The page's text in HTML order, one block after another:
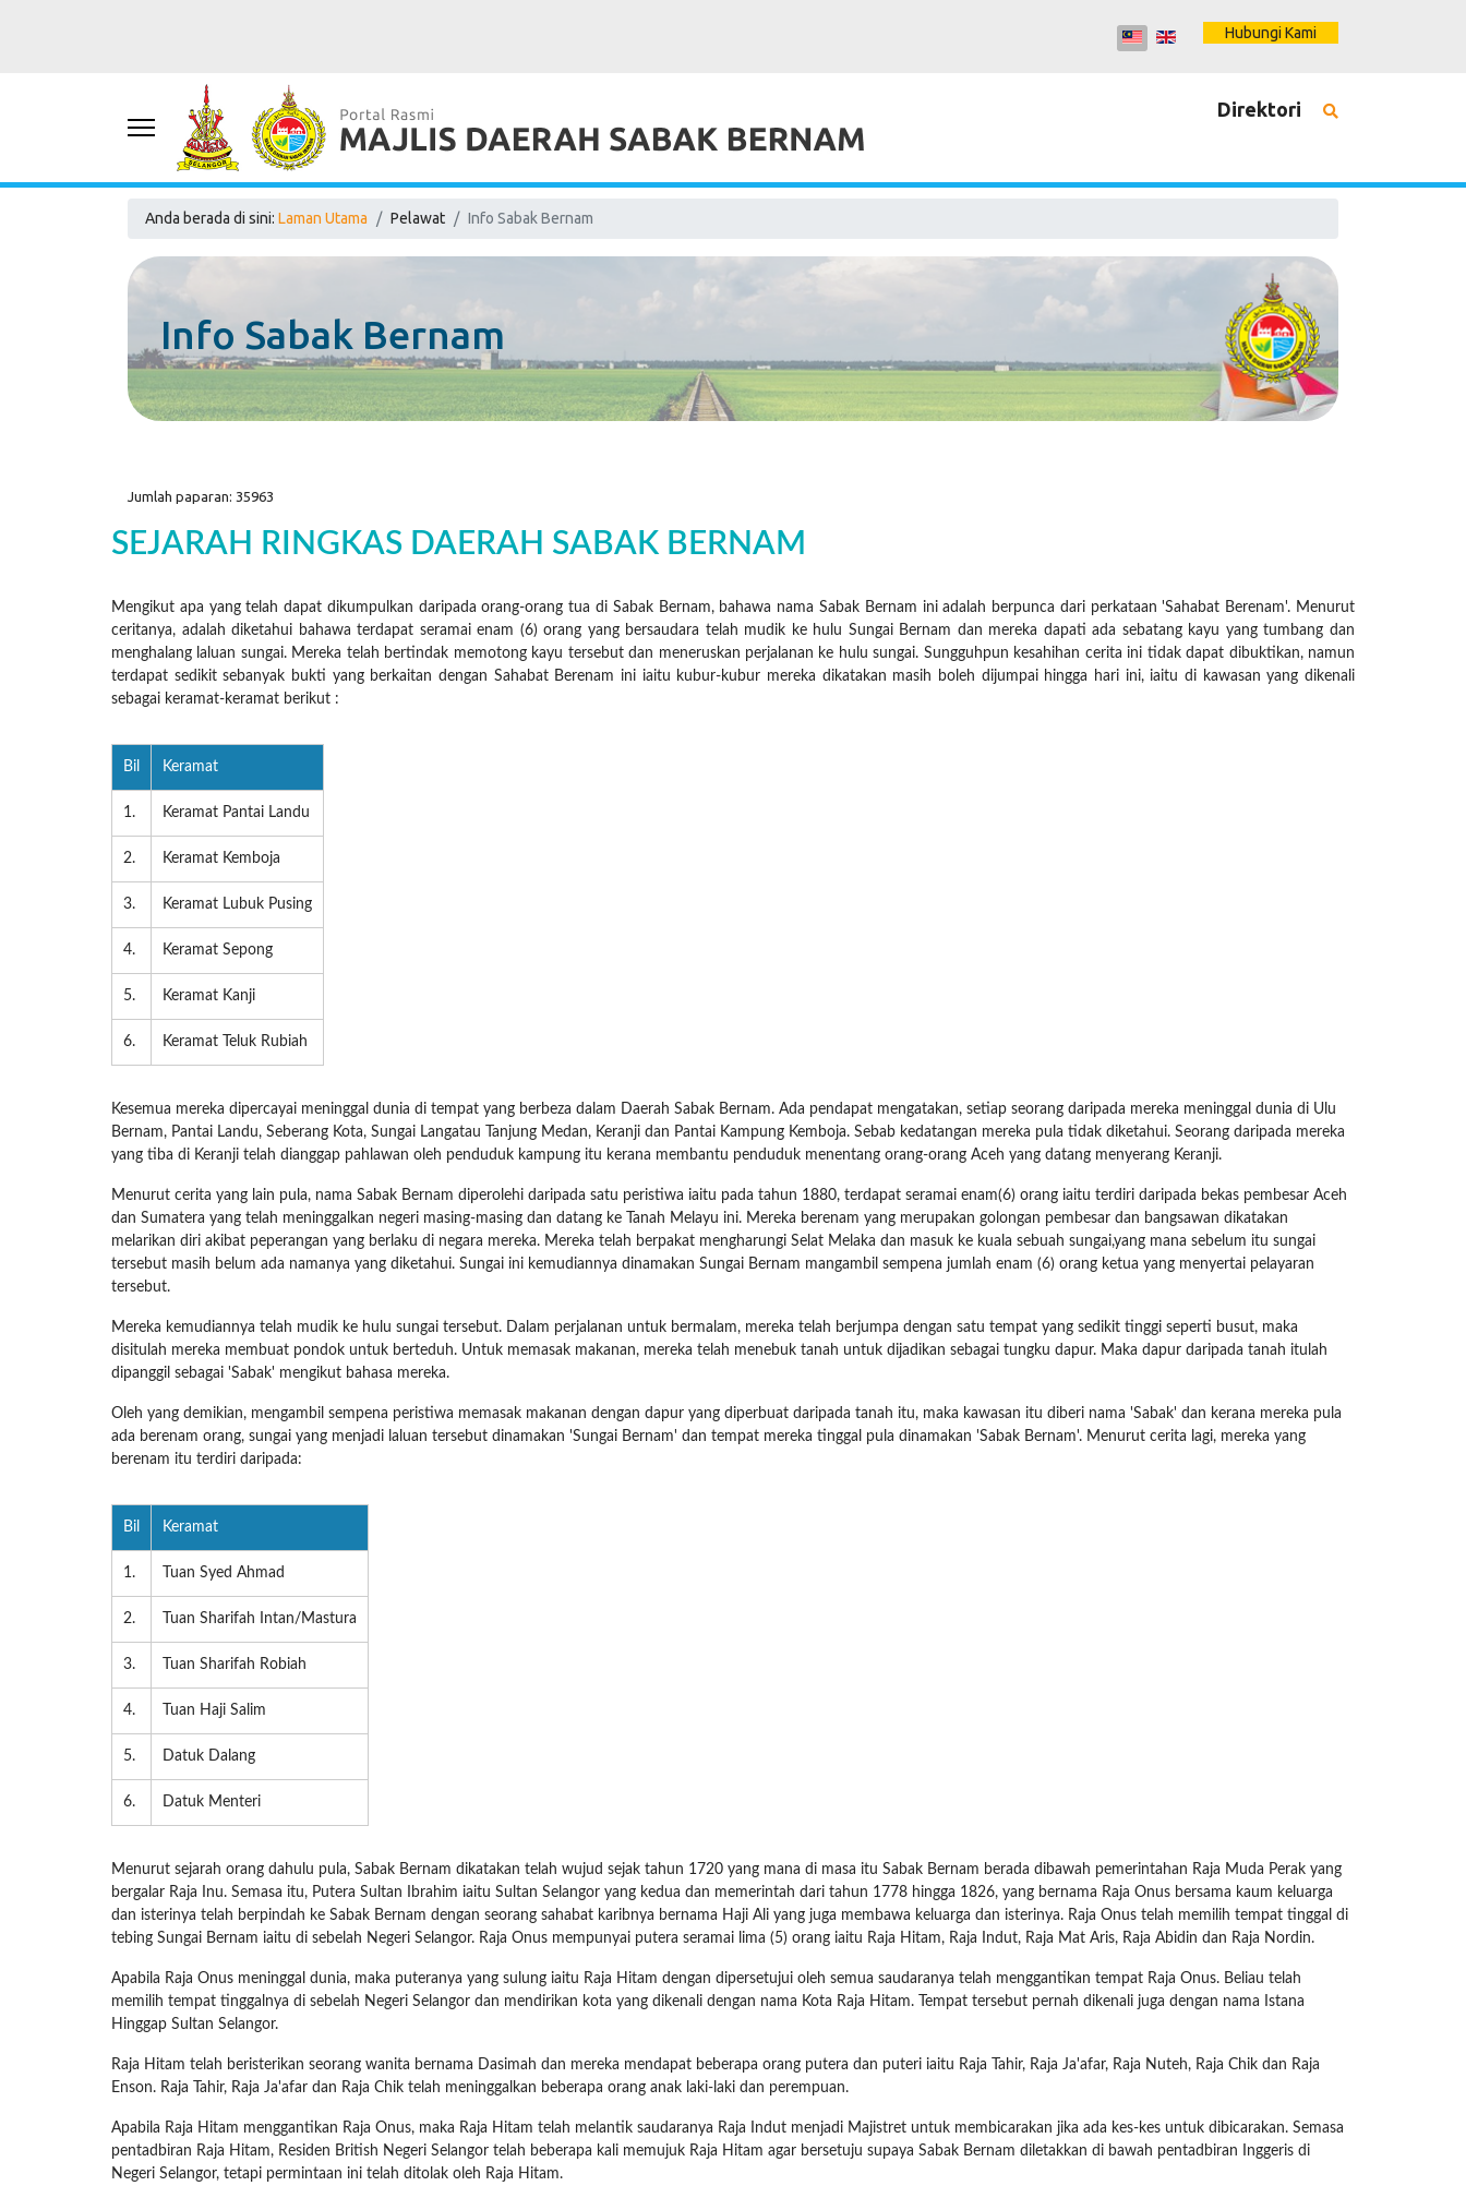
Hubungi Kami
Direktori
Anda berada di sini: Laman Utama Pelawat Info Sabak Bernam
Info Sabak Bernam
Jumlah paparan: 35963
SEJARAH RINGKAS DAERAH SABAK BERNAM
Mengikut apa yang telah dapat dikumpulkan daripada orang-orang tua di Sabak Bernam, bahawa nama Sabak Bernam ini adalah berpunca dari perkataan 'Sahabat Berenam'. Menurut
ceritanya, adalah diketahui bahawa terdapat seramai enam (6) orang yang bersaudara telah mudik ke hulu Sungai Bernam dan mereka dapati ada sebatang kayu yang tumbang dan
menghalang laluan sungai. Mereka telah bertindak memotong kayu tersebut dan meneruskan perjalanan ke hulu sungai. Sungguhpun kesahihan cerita ini tidak dapat dibuktikan, namun
terdapat sedikit sebanyak bukti yang berkaitan dengan Sahabat Berenam ini iaitu kubur-kubur mereka dikatakan masih boleh dijumpai hingga hari ini, iaitu di kawasan yang dikenali
sebagai keramat-keramat berikut :
Bil Keramat
1. Keramat Pantai Landu
2. Keramat Kemboja
3. Keramat Lubuk Pusing
4. Keramat Sepong
5. Keramat Kanji
6. Keramat Teluk Rubiah
Kesemua mereka dipercayai meninggal dunia di tempat yang berbeza dalam Daerah Sabak Bernam. Ada pendapat mengatakan, setiap seorang daripada mereka meninggal dunia di Ulu
Bernam, Pantai Landu, Seberang Kota, Sungai Langatau Tanjung Medan, Keranji dan Pantai Kampung Kemboja. Sebab kedatangan mereka pula tidak diketahui. Seorang daripada mereka
yang tiba di Keranji telah dianggap pahlawan oleh penduduk kampung itu kerana membantu penduduk menentang orang-orang Aceh yang datang menyerang Keranji.
Menurut cerita yang lain pula, nama Sabak Bernam diperolehi daripada satu peristiwa iaitu pada tahun 1880, terdapat seramai enam(6) orang iaitu terdiri daripada bekas pembesar Aceh
dan Sumatera yang telah meninggalkan negeri masing-masing dan datang ke Tanah Melayu ini. Mereka berenam yang merupakan golongan pembesar dan bangsawan dikatakan
melarikan diri akibat peperangan yang berlaku di negara mereka. Mereka telah berpakat mengharungi Selat Melaka dan masuk ke kuala sebuah sungai,yang mana sebelum itu sungai
tersebut masih belum ada namanya yang diketahui. Sungai ini kemudiannya dinamakan Sungai Bernam mangambil sempena jumlah enam (6) orang ketua yang menyertai pelayaran
tersebut.
Mereka kemudiannya telah mudik ke hulu sungai tersebut. Dalam perjalanan untuk bermalam, mereka telah berjumpa dengan satu tempat yang sedikit tinggi seperti busut, maka
disitulah mereka membuat pondok untuk berteduh. Untuk memasak makanan, mereka telah menebuk tanah untuk dijadikan sebagai tungku dapur. Maka dapur daripada tanah itulah
dipanggil sebagai 'Sabak' mengikut bahasa mereka.
Oleh yang demikian, mengambil sempena peristiwa memasak makanan dengan dapur yang diperbuat daripada tanah itu, maka kawasan itu diberi nama 'Sabak' dan kerana mereka pula
ada berenam orang, sungai yang menjadi laluan tersebut dinamakan 'Sungai Bernam' dan tempat mereka tinggal pula dinamakan 'Sabak Bernam'. Menurut cerita lagi, mereka yang
berenam itu terdiri daripada:
Bil Keramat
1. Tuan Syed Ahmad
2. Tuan Sharifah Intan/Mastura
3. Tuan Sharifah Robiah
4. Tuan Haji Salim
5. Datuk Dalang
6. Datuk Menteri
Menurut sejarah orang dahulu pula, Sabak Bernam dikatakan telah wujud sejak tahun 1720 yang mana di masa itu Sabak Bernam berada dibawah pemerintahan Raja Muda Perak yang
bergalar Raja Inu. Semasa itu, Putera Sultan Ibrahim iaitu Sultan Selangor yang kedua dan memerintah dari tahun 1778 hingga 1826, yang bernama Raja Onus bersama kaum keluarga
dan isterinya telah berpindah ke Sabak Bernam dengan seorang sahabat karibnya bernama Haji Ali yang juga membawa keluarga dan isterinya. Raja Onus telah memilih tempat tinggal di
tebing Sungai Bernam iaitu di sebelah Negeri Selangor. Raja Onus mempunyai putera seramai lima (5) orang iaitu Raja Hitam, Raja Indut, Raja Mat Aris, Raja Abidin dan Raja Nordin.
Apabila Raja Onus meninggal dunia, maka puteranya yang sulung iaitu Raja Hitam dengan dipersetujui oleh semua saudaranya telah menggantikan tempat Raja Onus. Beliau telah
memilih tempat tinggalnya di sebelah Negeri Selangor dan mendirikan kota yang dikenali dengan nama Kota Raja Hitam. Tempat tersebut pernah dikenali juga dengan nama Istana
Hinggap Sultan Selangor.
Raja Hitam telah beristerikan seorang wanita bernama Dasimah dan mereka mendapat beberapa orang putera dan puteri iaitu Raja Tahir, Raja Ja'afar, Raja Nuteh, Raja Chik dan Raja
Enson. Raja Tahir, Raja Ja'afar dan Raja Chik telah meninggalkan beberapa orang anak laki-laki dan perempuan.
Apabila Raja Hitam menggantikan Raja Onus, maka Raja Hitam telah melantik saudaranya Raja Indut menjadi Majistret untuk membicarakan jika ada kes-kes untuk dibicarakan. Semasa
pentadbiran Raja Hitam, Residen British Negeri Selangor telah beberapa kali memujuk Raja Hitam agar bersetuju supaya Sabak Bernam diletakkan di bawah pentadbiran Inggeris di
Negeri Selangor, tetapi permintaan ini telah ditolak oleh Raja Hitam.